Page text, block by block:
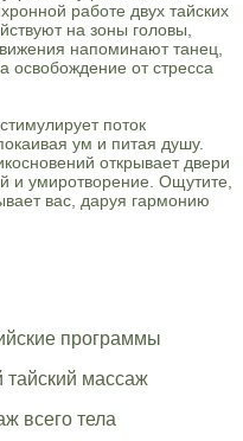
работе двух тайских
на зоны головы,
напоминают танец,
освобождение от стресса
поток
ум и питая душу.
открывает двери
и умиротворение. Ощутите,
вас, даруя гармонию
программы
тайский массаж
всего тела